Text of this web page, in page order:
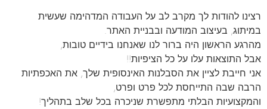
רצינו להודות לך מקרב לב על העבודה המדהימה שעשית
במיתוג, בעיצוב המודעה ובבניית האתר.
מהרגע הראשון היה ברור לנו שאנחנו בידיים טובות,
אבל התוצאות עלו על כל הציפיות!!
אני חייבת לציין את הסבלנות האינסופית שלך, את האכפתיות
הרבה שבה התייחסת לכל פרט ופרט,
והמקצועיות הבלתי מתפשרת שניכרה בכל שלב בתהליך!